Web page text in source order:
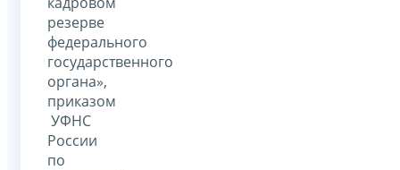
резерве
федерального
государственного
органа»,
приказом
УФНС
России
по